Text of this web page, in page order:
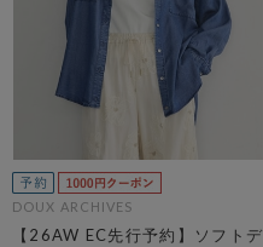
DOUX ARCHIVES
【26AW EC先行予約】ソフトデ